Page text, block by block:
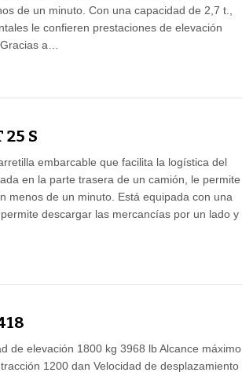
de un minuto. Con una capacidad de 2,7 t.,
le confieren prestaciones de elevación
a…
25 S
embarcable que facilita la logística del
en la parte trasera de un camión, le permite
menos de un minuto. Está equipada con una
descargar las mercancías por un lado y
de elevación 1800 kg 3968 lb Alcance máximo
1200 dan Velocidad de desplazamiento